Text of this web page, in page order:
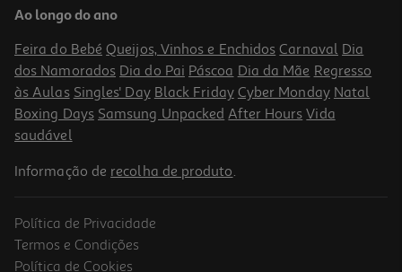
0.04 €/Dose
3,29 €
Ao longo do ano
Feira do Bebé Queijos, Vinhos e Enchidos Carnaval Dia
dos Namorados Dia do Pai Páscoa Dia da Mãe Regresso
às Aulas Singles' Day Black Friday Cyber Monday Natal
Boxing Days Samsung Unpacked After Hours Vida
saudável
Informação de recolha de produto.
Política de Privacidade
Termos e Condições
Política de Cookies